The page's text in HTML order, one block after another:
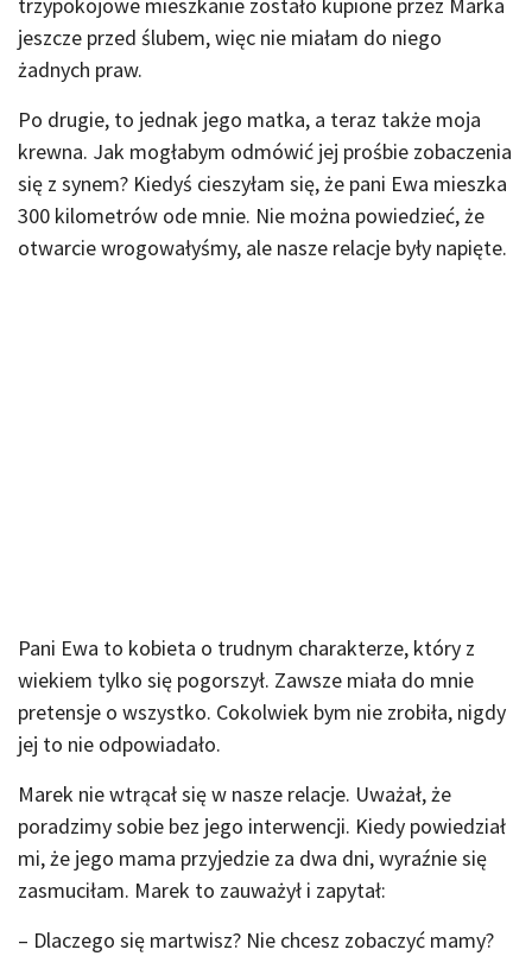
jeszcze przed ślubem, więc nie miałam do niego
żadnych praw.
Po drugie, to jednak jego matka, a teraz także moja
krewna. Jak mogłabym odmówić jej prośbie zobaczenia
się z synem? Kiedyś cieszyłam się, że pani Ewa mieszka
300 kilometrów ode mnie. Nie można powiedzieć, że
otwarcie wrogowałyśmy, ale nasze relacje były napięte.
Pani Ewa to kobieta o trudnym charakterze, który z
wiekiem tylko się pogorszył. Zawsze miała do mnie
pretensje o wszystko. Cokolwiek bym nie zrobiła, nigdy
jej to nie odpowiadało.
Marek nie wtrącał się w nasze relacje. Uważał, że
poradzimy sobie bez jego interwencji. Kiedy powiedział
mi, że jego mama przyjedzie za dwa dni, wyraźnie się
zasmuciłam. Marek to zauważył i zapytał:
– Dlaczego się martwisz? Nie chcesz zobaczyć mamy?